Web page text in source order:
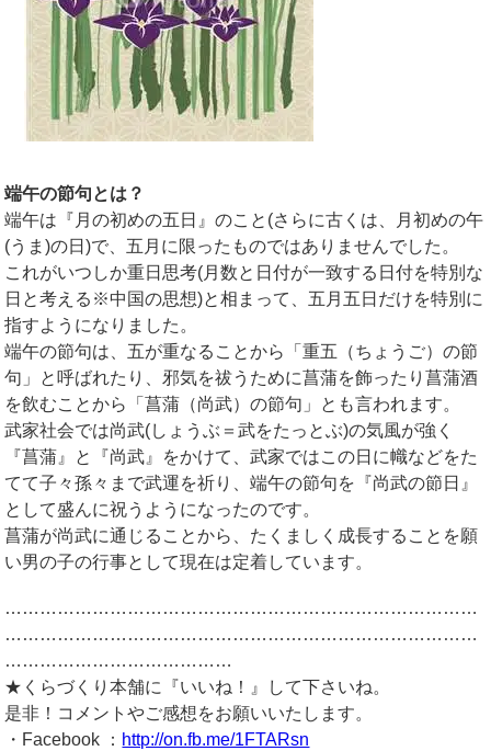
端午の節句とは？
端午は『月の初めの五日』のこと(さらに古くは、月初めの午
(うま)の日)で、五月に限ったものではありませんでした。
これがいつしか重日思考(月数と日付が一致する日付を特別な
日と考える※中国の思想)と相まって、五月五日だけを特別に
指すようになりました。
端午の節句は、五が重なることから「重五（ちょうご）の節
句」と呼ばれたり、邪気を祓うために菖蒲を飾ったり菖蒲酒
を飲むことから「菖蒲（尚武）の節句」とも言われます。
武家社会では尚武(しょうぶ＝武をたっとぶ)の気風が強く
『菖蒲』と『尚武』をかけて、武家ではこの日に幟などをた
てて子々孫々まで武運を祈り、端午の節句を『尚武の節日』
として盛んに祝うようになったのです。
菖蒲が尚武に通じることから、たくましく成長することを願
い男の子の行事として現在は定着しています。
………………………………………………………………………
………………………………………………………………………
…………………………………
★くらづくり本舗に『いいね！』して下さいね。
是非！コメントやご感想をお願いいたします。
・Facebook ： http://on.fb.me/1FTARsn